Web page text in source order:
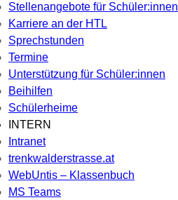
Stellenangebote für Schüler:innen
Karriere an der HTL
Sprechstunden
Termine
Unterstützung für Schüler:innen
Beihilfen
Schülerheime
INTERN
Intranet
trenkwalderstrasse.at
WebUntis – Klassenbuch
MS Teams